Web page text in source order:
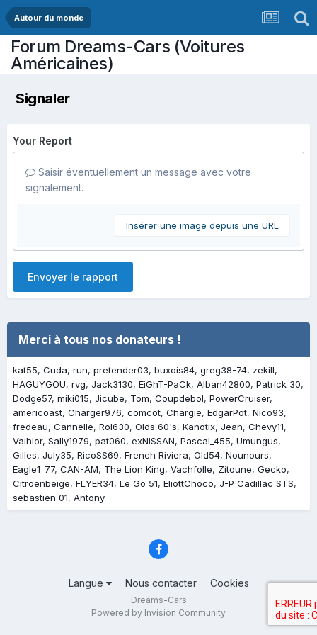
Autour du monde
Forum Dreams-Cars (Voitures
Américaines)
Signaler
Your Report
Saisir éventuellement un message avec votre
signalement.
Insérer une image depuis une URL
Envoyer le rapport
Merci à tous nos donateurs !
kat55 Cuda run pretender03 buxois84 greg38-74 zekill
HAGUYGOU rvg Jack3130 EiGhT-PaCk Alban42800 Patrick 30
Dodge57 miki015 Jicube Tom Coupdebol PowerCruiser
americoast Charger976 comcot Chargie EdgarPot Nico93
fredeau Cannelle Rol630 Olds 60's Kanotix Jean Chevy11
Vaihlor Sally1979 pat060 exNISSAN Pascal_455 Umungus
Gilles July35 RicoSS69 French Riviera Old54 Nounours
Eagle1_77 CAN-AM The Lion King Vachfolle Zitoune Gecko
Citroenbeige FLYER34 Le Go 51 EliottChoco J-P Cadillac STS
sebastien 01 Antony
Langue Nous contacter Cookies
Dreams-Cars
Powered by Invision Community